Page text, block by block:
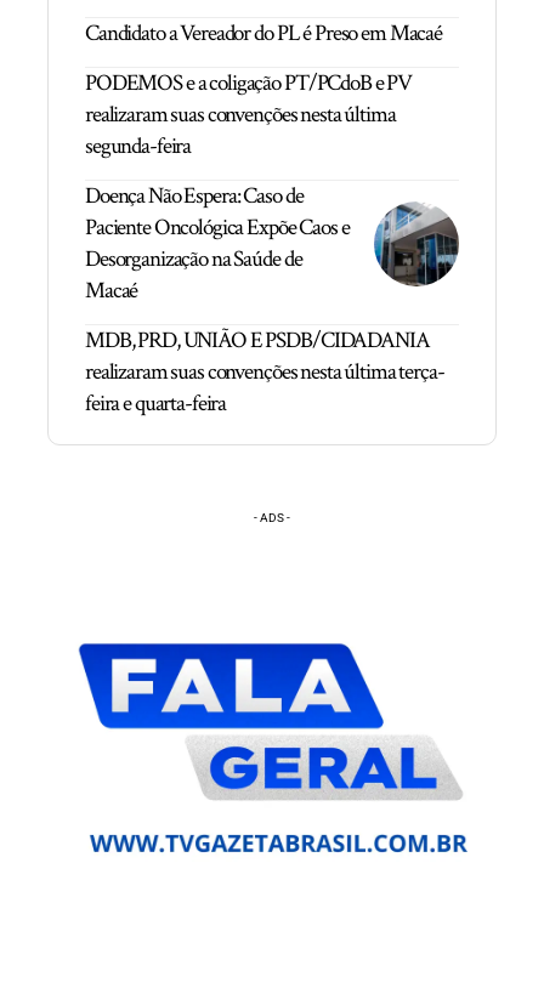
Candidato a Vereador do PL é Preso em Macaé
PODEMOS e a coligação PT/PCdoB e PV
realizaram suas convenções nesta última
segunda-feira
Doença Não Espera: Caso de
Paciente Oncológica Expõe Caos e
Desorganização na Saúde de
Macaé
MDB, PRD, UNIÃO E PSDB/CIDADANIA
realizaram suas convenções nesta última terça-
feira e quarta-feira
- ADS -